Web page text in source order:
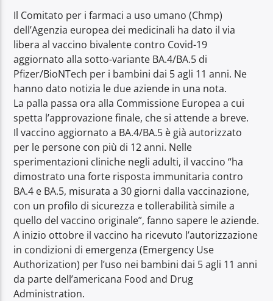
Radio Dolomiti
Il Comitato per i farmaci a uso umano (Chmp)
dell’Agenzia europea dei medicinali ha dato il via
libera al vaccino bivalente contro Covid-19
aggiornato alla sotto-variante BA.4/BA.5 di
Pfizer/BioNTech per i bambini dai 5 agli 11 anni. Ne
hanno dato notizia le due aziende in una nota.
La palla passa ora alla Commissione Europea a cui
spetta l’approvazione finale, che si attende a breve.
Il vaccino aggiornato a BA.4/BA.5 è già autorizzato
per le persone con più di 12 anni. Nelle
sperimentazioni cliniche negli adulti, il vaccino “ha
dimostrato una forte risposta immunitaria contro
BA.4 e BA.5, misurata a 30 giorni dalla vaccinazione,
con un profilo di sicurezza e tollerabilità simile a
quello del vaccino originale”, fanno sapere le aziende.
A inizio ottobre il vaccino ha ricevuto l’autorizzazione
in condizioni di emergenza (Emergency Use
Authorization) per l’uso nei bambini dai 5 agli 11 anni
da parte dell’americana Food and Drug
Administration.